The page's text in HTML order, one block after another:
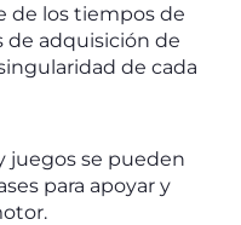
de los tiempos de
de adquisición de
de cada
juegos se pueden
para apoyar y